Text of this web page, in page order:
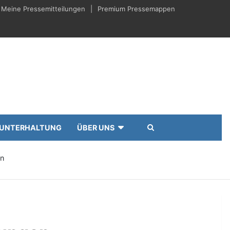
Meine Pressemitteilungen Premium Pressemappen
UNTERHALTUNG ÜBER UNS